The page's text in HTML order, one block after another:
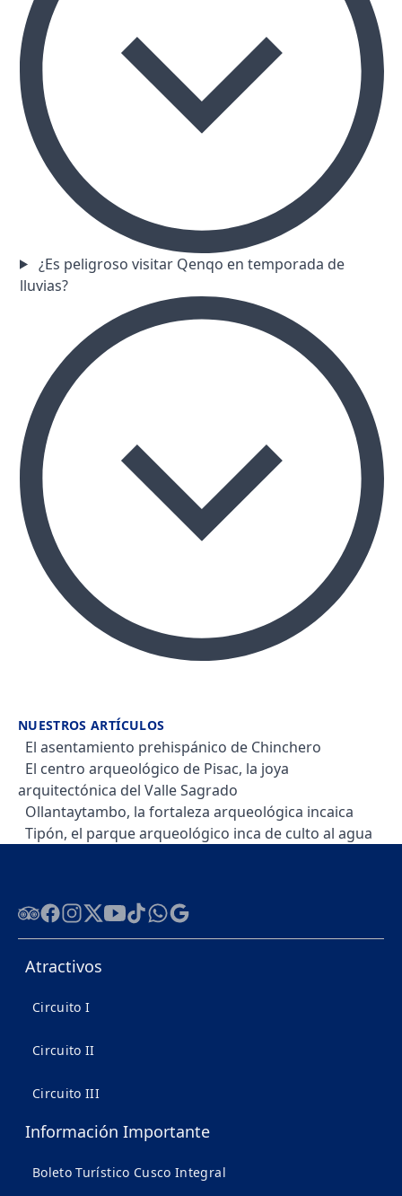
¿Es peligroso visitar Qenqo en temporada de
lluvias?
NUESTROS ARTÍCULOS
El asentamiento prehispánico de Chinchero
El centro arqueológico de Pisac, la joya
arquitectónica del Valle Sagrado
Ollantaytambo, la fortaleza arqueológica incaica
Tipón, el parque arqueológico inca de culto al agua
Tripadvisor
Facebook
Instagram
Twitter
Youtube
TiktokWhatsApp
Google
Atractivos
Circuito I
Circuito II
Circuito III
Información Importante
Boleto Turístico Cusco Integral